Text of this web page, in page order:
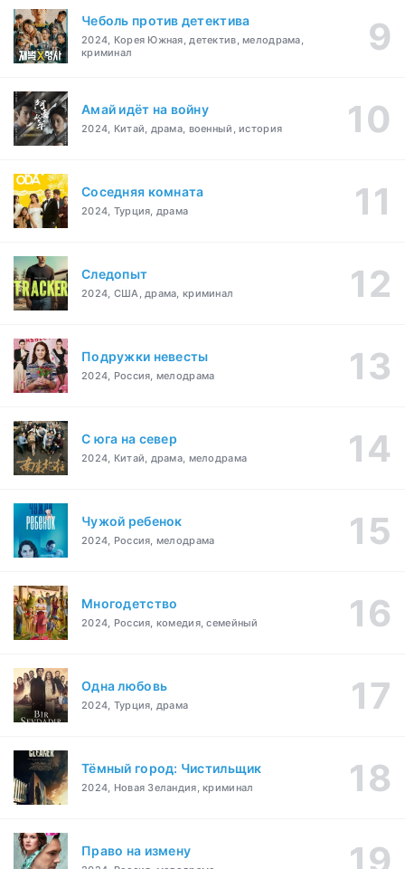
Чеболь против детектива
2024, Корея Южная, детектив, мелодрама,
криминал
Амай идёт на войну
2024, Китай, драма, военный, история
Соседняя комната
2024, Турция, драма
Следопыт
2024, США, драма, криминал
Подружки невесты
2024, Россия, мелодрама
С юга на север
2024, Китай, драма, мелодрама
Чужой ребенок
2024, Россия, мелодрама
Многодетство
2024, Россия, комедия, семейный
Одна любовь
2024, Турция, драма
Тёмный город: Чистильщик
2024, Новая Зеландия, криминал
Право на измену